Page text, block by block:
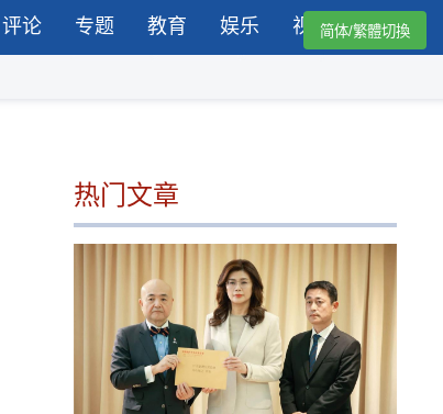
评论 专题 教育 娱乐 视频简体/繁體切換
热门文章